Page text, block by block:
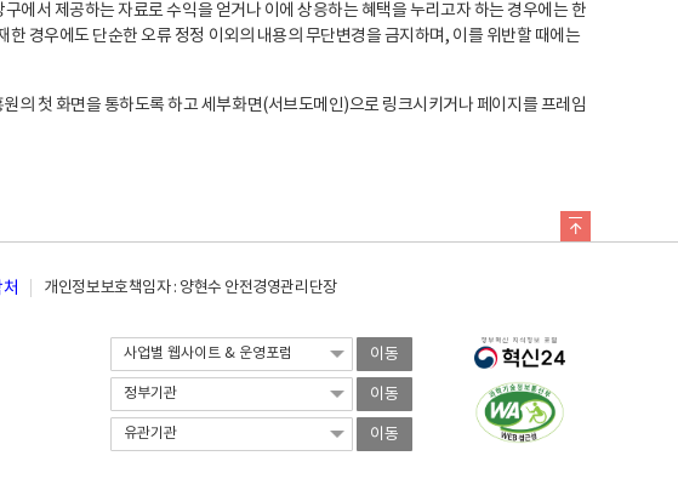
에서 제공하는 자료로 수익을 얻거나 이에 상응하는 혜택을 누리고자 하는 경우에는 한
경우에도 단순한 오류 정정 이외의 내용의 무단변경을 금지하며, 이를 위반할 때에는
첫 화면을 통하도록 하고 세부화면(서브도메인)으로 링크시키거나 페이지를 프레임
개인정보보호책임자 : 양현수 안전경영관리단장
이동
이동
이동